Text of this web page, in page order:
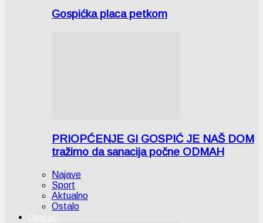
Gospićka placa petkom
PRIOPĆENJE GI GOSPIĆ JE NAŠ DOM
tražimo da sanacija počne ODMAH
Najave
Sport
Aktualno
Ostalo
Otočac